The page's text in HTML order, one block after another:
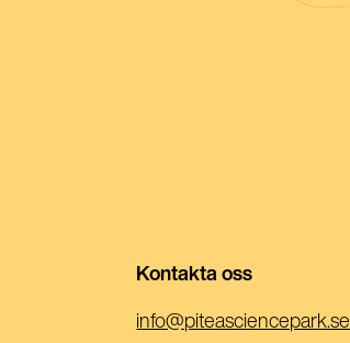
Kontakta oss
info@piteasciencepark.se